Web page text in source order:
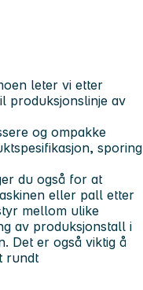
leter vi etter
produksjonslinje av
og ompakke
sporing
du også for at
eller pall etter
mellom ulike
av produksjonstall i
Det er også viktig å
rundt